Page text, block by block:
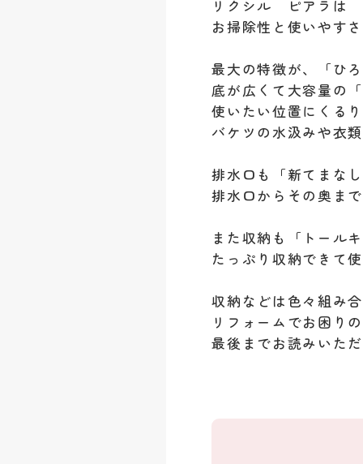
リクシル ピアラは
お掃除性と使いやす
最大の特徴が、「ひ
底が広くて大容量の
使いたい位置にくる
バケツの水汲みや衣
排水口も「新てまな
排水口からその奥ま
また収納も「トール
たっぷり収納できて
収納などは色々組み
リフォームでお困り
最後までお読みいた